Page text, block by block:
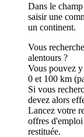
Dans le
saisir une
un continent.
Vous
alentours ?
Vous pouvez
0 et 100 km
Si vous
devez alors
Lancez votre
offres d'emploi
restituée.